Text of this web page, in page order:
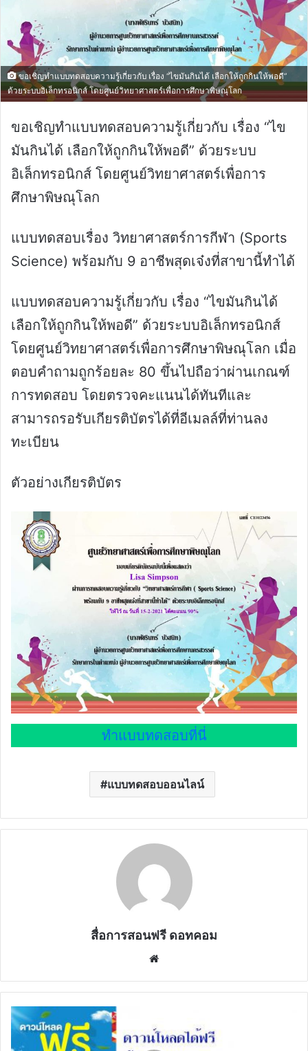
ขอเชิญทำแบบทดสอบความรู้เกี่ยวกับ เรื่อง “ไขมันกินได้ เลือกให้ถูกกินให้พอดี”
ด้วยระบบอิเล็กทรอนิกส์ โดยศูนย์วิทยาศาสตร์เพื่อการศึกษาพิษณุโลก
ขอเชิญทำแบบทดสอบความรู้เกี่ยวกับ เรื่อง “ไข
มันกินได้ เลือกให้ถูกกินให้พอดี” ด้วยระบบ
อิเล็กทรอนิกส์ โดยศูนย์วิทยาศาสตร์เพื่อการ
ศึกษาพิษณุโลก
แบบทดสอบเรื่อง วิทยาศาสตร์การกีฬา (Sports
Science) พร้อมกับ 9 อาชีพสุดเจ๋งที่สาขานี้ทำได้
แบบทดสอบความรู้เกี่ยวกับ เรื่อง “ไขมันกินได้
เลือกให้ถูกกินให้พอดี” ด้วยระบบอิเล็กทรอนิกส์
โดยศูนย์วิทยาศาสตร์เพื่อการศึกษาพิษณุโลก เมื่อ
ตอบคำถามถูกร้อยละ 80 ขึ้นไปถือว่าผ่านเกณฑ์
การทดสอบ โดยตรวจคะแนนได้ทันทีและ
สามารถรอรับเกียรติบัตรได้ที่อีเมลล์ที่ท่านลง
ทะเบียน
ตัวอย่างเกียรติบัตร
ทำแบบทดสอบที่นี่
แบบทดสอบออนไลน์
สื่อการสอนฟรี ดอทคอม
ดาวน์โหลด
ได้